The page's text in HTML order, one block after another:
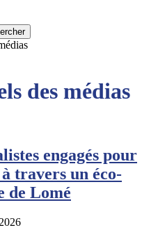
des médias
engagés pour
travers un éco-
de Lomé